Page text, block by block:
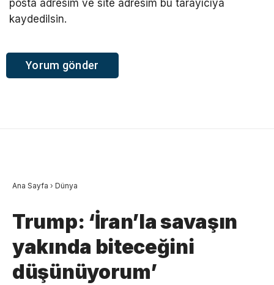
posta adresim ve site adresim bu tarayıcıya
kaydedilsin.
Ana Sayfa › Dünya
Trump: ‘İran’la savaşın
yakında biteceğini
düşünüyorum’